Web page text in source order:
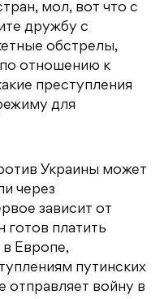
мол, вот что с
дружбу с
обстрелы,
отношению к
преступления
для
Украины может
через
зависит от
готов платить
в Европе,
путинских
отправляет войну в